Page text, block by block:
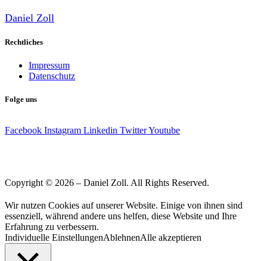
Daniel Zoll
Rechtliches
Impressum
Datenschutz
Folge uns
Facebook Instagram Linkedin TwitterYoutube
Copyright © 2026 – Daniel Zoll. All Rights Reserved.
Wir nutzen Cookies auf unserer Website. Einige von ihnen sind
essenziell, während andere uns helfen, diese Website und Ihre
Erfahrung zu verbessern.
Individuelle EinstellungenAblehnenAlle akzeptieren